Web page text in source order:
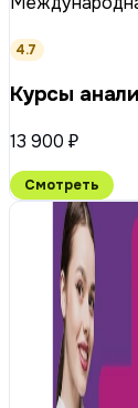
4.7
Курсы
13 900 ₽
Смотреть